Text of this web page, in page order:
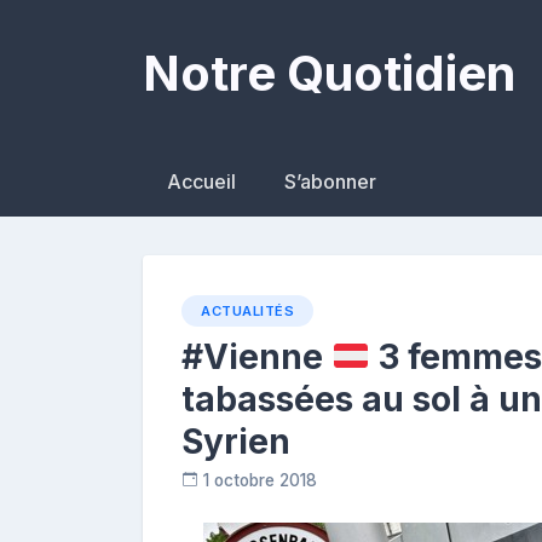
Notre Quotidien
Accueil S’abonner
ACTUALITÉS
#Vienne
3
tabassées au sol à
Syrien
1 octobre 2018